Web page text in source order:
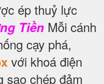
ép thuỷ lực
Tiền Mỗi cánh
cạy phá,
với khoá điện
sao chép đảm